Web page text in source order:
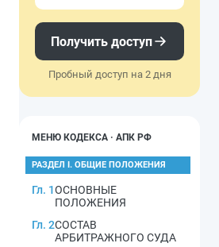
Получить доступ
Пробный доступ на 2 дня
МЕНЮ КОДЕКСА · АПК РФ
РАЗДЕЛ I. ОБЩИЕ ПОЛОЖЕНИЯ
Гл. 1ОСНОВНЫЕ
ПОЛОЖЕНИЯ
Гл. 2СОСТАВ
АРБИТРАЖНОГО СУДА